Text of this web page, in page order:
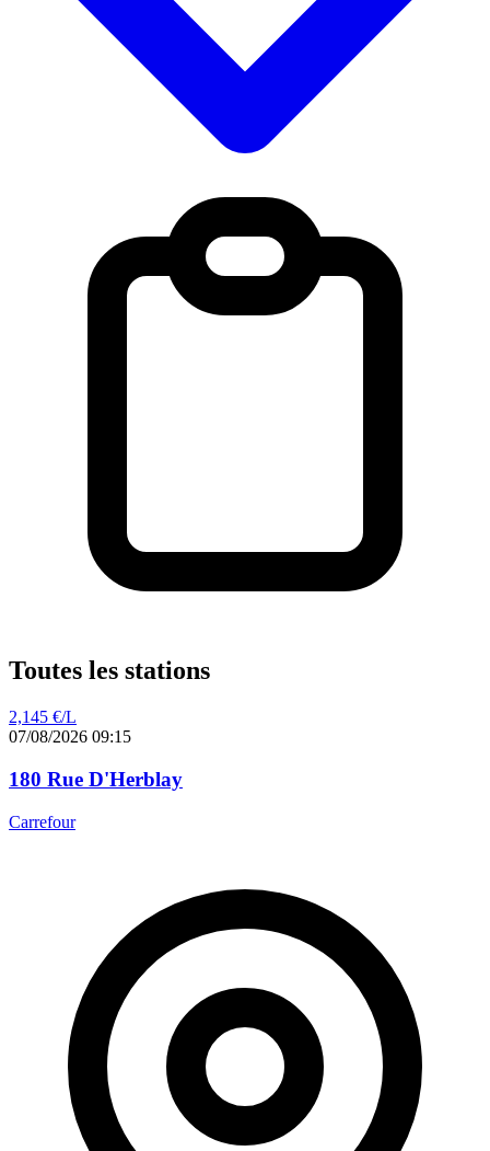
Toutes les stations
2,145 €/L
07/08/2026 09:15
180 Rue D'Herblay
Carrefour